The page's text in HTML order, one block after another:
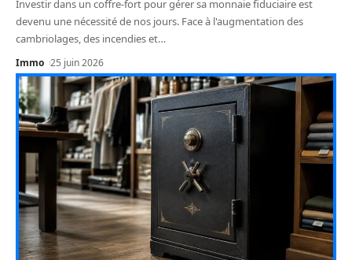
Investir dans un coffre-fort pour gérer sa monnaie fiduciaire est
devenu une nécessité de nos jours. Face à l'augmentation des
cambriolages, des incendies et…
Immo 25 juin 2026